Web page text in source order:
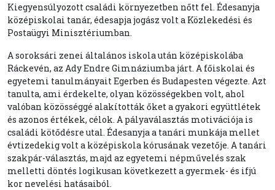
Kiegyensúlyozott családi környezetben nőtt fel. Édesanyja
középiskolai tanár, édesapja jogász volt a Közlekedési és
Postaügyi Minisztériumban.
A soroksári zenei általános iskola után középiskolába
Ráckevén, az Ady Endre Gimnáziumba járt. A főiskolai és
egyetemi tanulmányait Egerben és Budapesten végezte. Azt
tanulta, ami érdekelte, olyan közösségekben volt, ahol
valóban közösséggé alakították őket a gyakori együttlétek
és azonos értékek, célok. A pályaválasztás motivációja is
családi kötődésre utal. Édesanyja a tanári munkája mellet
évtizedekig volt a középiskola kórusának vezetője. A tanári
szakpár-választás, majd az egyetemi népművelés szak
melletti döntés logikusan következett a gyermek- és ifjú
kor nevelési hatásaiból.